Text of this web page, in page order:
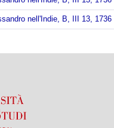
nell'Indie, B, III 13, 1736